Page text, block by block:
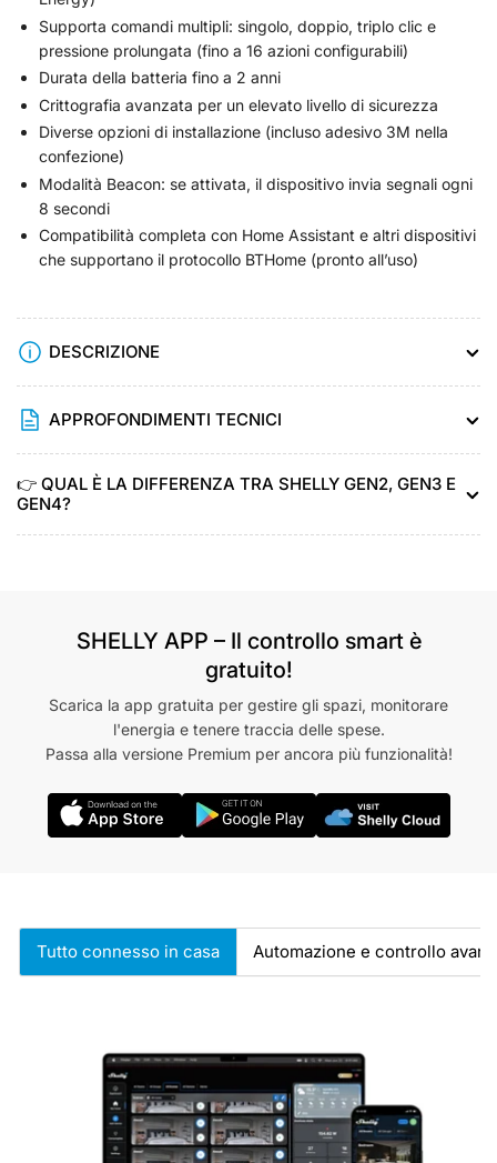
Supporta comandi multipli: singolo, doppio, triplo clic e
pressione prolungata (fino a 16 azioni configurabili)
Durata della batteria fino a 2 anni
Crittografia avanzata per un elevato livello di sicurezza
Diverse opzioni di installazione (incluso adesivo 3M nella
confezione)
Modalità Beacon: se attivata, il dispositivo invia segnali ogni
8 secondi
Compatibilità completa con Home Assistant e altri dispositivi
che supportano il protocollo BTHome (pronto all’uso)
DESCRIZIONE
APPROFONDIMENTI TECNICI
👉 QUAL È LA DIFFERENZA TRA SHELLY GEN2, GEN3 E
GEN4?
SHELLY APP – Il controllo smart è
gratuito!
Scarica la app gratuita per gestire gli spazi, monitorare
l'energia e tenere traccia delle spese.
Passa alla versione Premium per ancora più funzionalità!
Tutto connesso in casa Automazione e controllo